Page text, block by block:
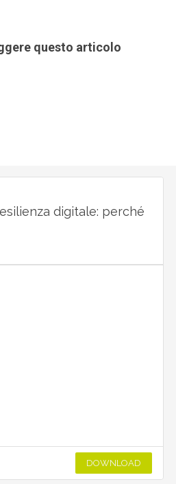
questo articolo
digitale: perché
DOWNLOAD